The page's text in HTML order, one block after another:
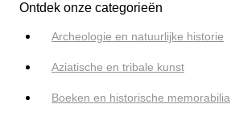
Ontdek onze categorieën
Archeologie en natuurlijke historie
Aziatische en tribale kunst
Boeken en historische memorabilia